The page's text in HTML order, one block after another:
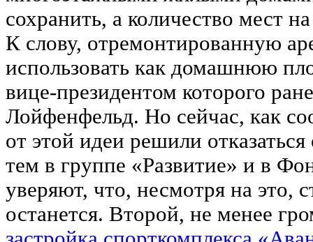
сохранить, а количество мест
К слову, отремонтированную
использовать как домашнюю
вице-президентом которого
Лойфенфельд. Но сейчас, как
от этой идеи решили
тем в группе «Развитие» и в
уверяют, что, несмотря на это,
останется. Второй, не менее